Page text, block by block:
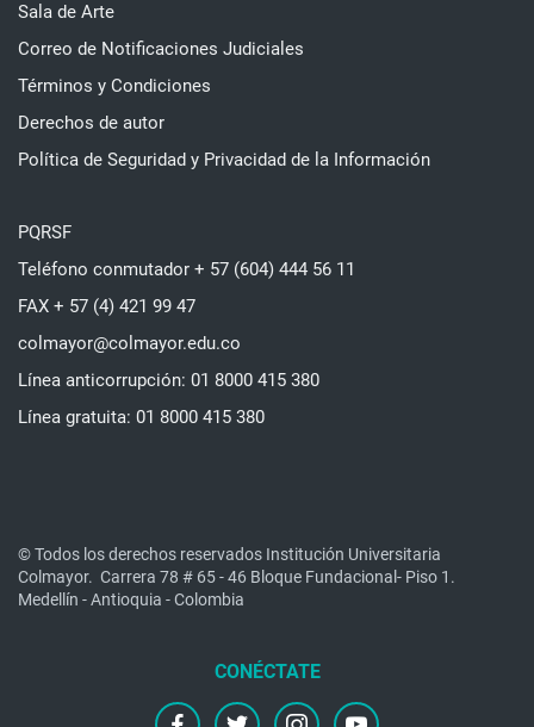
Sala de Arte
Correo de Notificaciones Judiciales
Términos y Condiciones
Derechos de autor
Política de Seguridad y Privacidad de la Información
PQRSF
Teléfono conmutador + 57 (604) 444 56 11
FAX + 57 (4) 421 99 47
colmayor@colmayor.edu.co
Línea anticorrupción: 01 8000 415 380
Línea gratuita: 01 8000 415 380
© Todos los derechos reservados Institución Universitaria
Colmayor. Carrera 78 # 65 - 46 Bloque Fundacional- Piso 1.
Medellín - Antioquia - Colombia